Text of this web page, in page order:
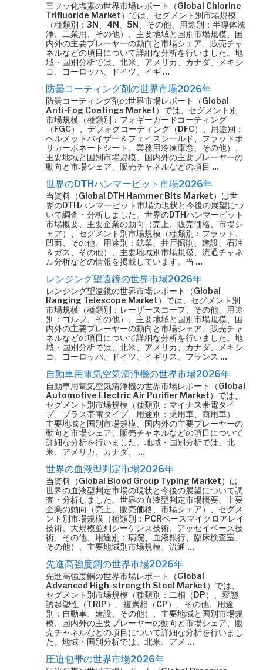
三フッ化塩素の世界市場レポート（Global Chlorine
Trifluoride Market）では、セグメント別市場規模
（種類別：3N、4N、5N、その他、用途別：半導体洗
浄、工業用、その他）、主要地域と国別市場規模、国
内外の主要プレーヤーの動向と市場シェア、販売チャ
ネルなどの項目について詳細な分析を行いました。地
域・国別分析では、北米、アメリカ、カナダ、メキシ
コ、ヨーロッパ、ドイツ、イギ …
防曇コーティング剤の世界市場2026年
防曇コーティング剤の世界市場レポート（Global
Anti-Fog Coatings Market）では、セグメント別
市場規模（種類別：フォギーガードコーティング
（FGC）、デフォグコーティング（DFC）、用途別：
ヘルメットバイザー＆フェイスシールド、フラットポ
リカーボネートシート、業務用冷凍庫窓、その他）、
主要地域と国別市場規模、国内外の主要プレーヤーの
動向と市場シェア、販売チャネルなどの項目 …
世界のDTHハンマービット市場2026年
当資料（Global DTH Hammer Bits Market）は世
界のDTHハンマービット市場の現状と今後の展望につ
いて調査・分析しました。世界のDTHハンマービット
市場概要、主要企業の動向（売上、販売価格、市場シ
ェア）、セグメント別市場規模（種類別：フラット、
凹面、その他、用途別：鉱業、井戸掘削、建設、石油
＆ガス、その他）、主要地域別市場規模、流通チャネ
ル分析などの情報を掲載しています。当 …
レンジング望遠鏡の世界市場2026年
レンジング望遠鏡の世界市場レポート（Global
Ranging Telescope Market）では、セグメント別
市場規模（種類別：レーザースコープ、その他、用途
別：ゴルフ、その他）、主要地域と国別市場規模、国
内外の主要プレーヤーの動向と市場シェア、販売チャ
ネルなどの項目について詳細な分析を行いました。地
域・国別分析では、北米、アメリカ、カナダ、メキシ
コ、ヨーロッパ、ドイツ、イギリス、フランス …
自動車用電気空気清浄機の世界市場2026年
自動車用電気空気清浄機の世界市場レポート（Global
Automotive Electric Air Purifier Market）では、
セグメント別市場規模（種類別：マイナス帯電タイ
プ、プラス帯電タイプ、用途別：乗用車、商用車）、
主要地域と国別市場規模、国内外の主要プレーヤーの
動向と市場シェア、販売チャネルなどの項目について
詳細な分析を行いました。地域・国別分析では、北
米、アメリカ、カナダ、 …
世界の血液型判定市場2026年
当資料（Global Blood Group Typing Market）は
世界の血液型判定市場の現状と今後の展望について調
査・分析しました。世界の血液型判定市場概要、主要
企業の動向（売上、販売価格、市場シェア）、セグメ
ント別市場規模（種類別：PCRベースマイクロアレイ
技術、大規模並列シーケンス技術、アッセイベース技
術、その他、用途別：病院、血液銀行、臨床検査室、
その他）、主要地域別市場規模、流通 …
先進高強度鋼の世界市場2026年
先進高強度鋼の世界市場レポート（Global
Advanced High-strength Steel Market）では、
セグメント別市場規模（種類別：二相（DP）、変態
誘起塑性（TRIP）、複素相（CP）、その他、用途
別：自動車、建設、その他）、主要地域と国別市場規
模、国内外の主要プレーヤーの動向と市場シェア、販
売チャネルなどの項目について詳細な分析を行いまし
た。地域・国別分析では、北米、アメ …
圧迫包帯の世界市場2026年